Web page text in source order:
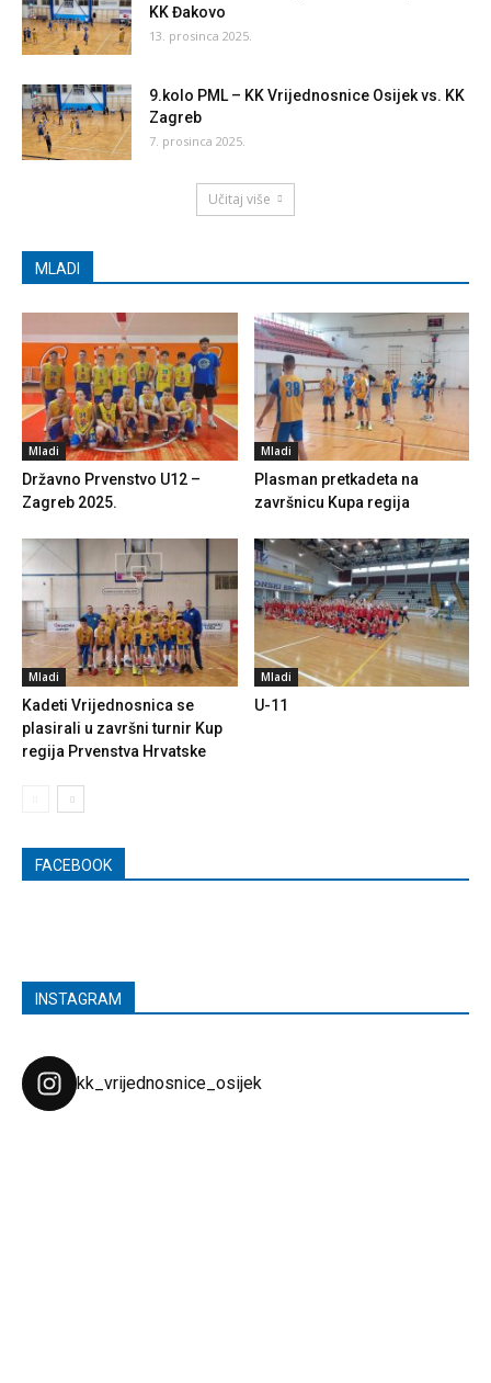
KK Đakovo
13. prosinca 2025.
9.kolo PML – KK Vrijednosnice Osijek vs. KK
Zagreb
7. prosinca 2025.
Učitaj više
MLADI
Mladi
Državno Prvenstvo U12 –
Zagreb 2025.
Mladi
Plasman pretkadeta na
završnicu Kupa regija
Mladi
Kadeti Vrijednosnica se
plasirali u završni turnir Kup
regija Prvenstva Hrvatske
Mladi
U-11
FACEBOOK
INSTAGRAM
kk_vrijednosnice_osijek